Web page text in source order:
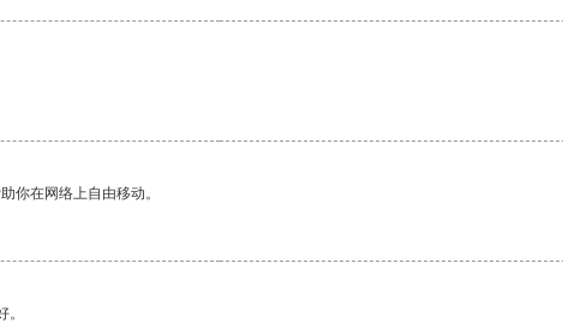
你在网络上自由移动。